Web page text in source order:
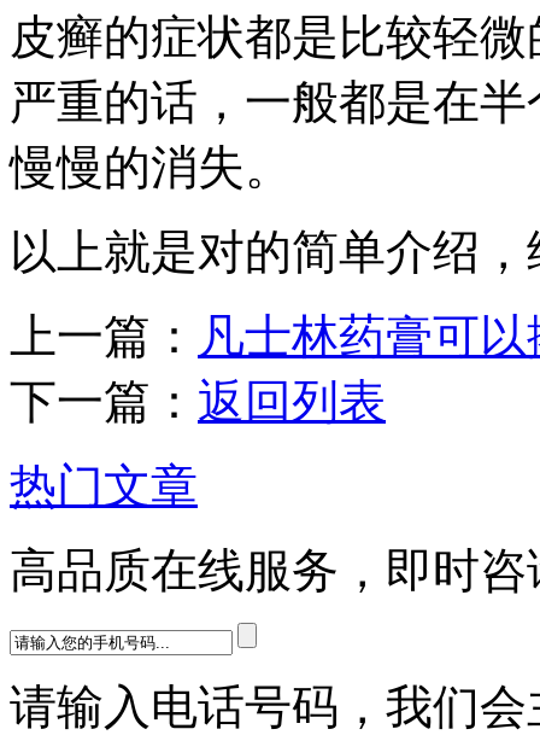
皮癣的症状都是比较轻
严重的话，一般都是在
慢慢的消失。
以上就是对的简单介绍
上一篇： 凡士林药膏可
下一篇： 返回列表
热门文章
高品质在线服务，即时咨
请输入电话号码，我们